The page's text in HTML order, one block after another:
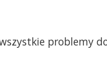
problemy